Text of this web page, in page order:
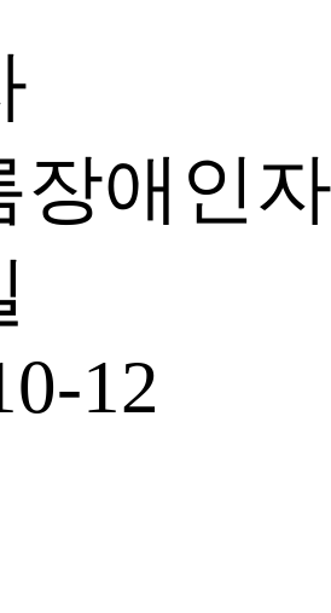
장애인
12